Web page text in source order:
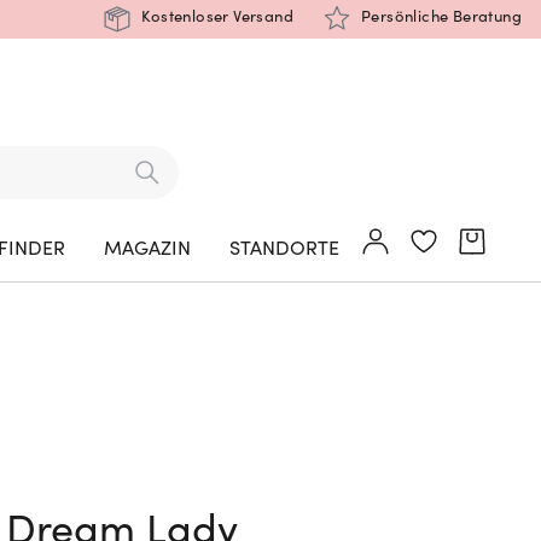
Kostenloser Versand Persönliche Beratung
MAGAZIN STANDORTE